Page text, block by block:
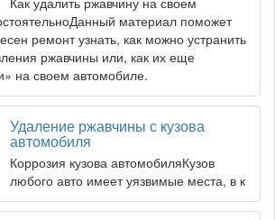
материал поможет
ремонт узнать, как можно устранить
ржавчины или, как их еще
на своем автомобиле.
Удаление ржавчины с кузова
автомобиля
Коррозия кузова автомобиляКузов
любого авто имеет уязвимые места, в к